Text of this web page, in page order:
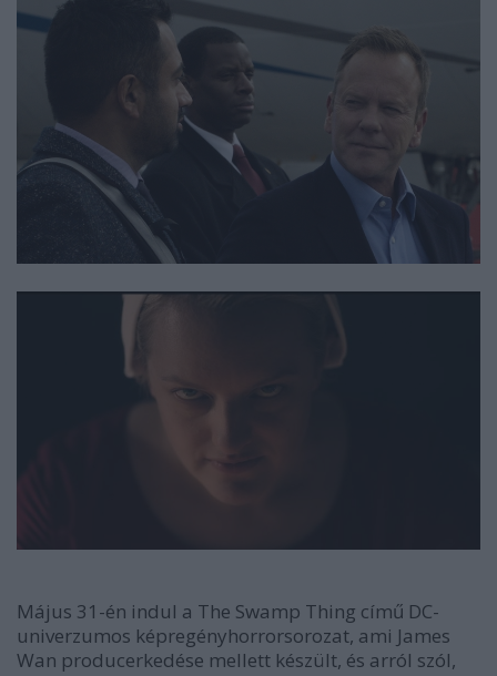
Május 31-én indul a The Swamp Thing című DC-
univerzumos képregényhorrorsorozat, ami James
Wan producerkedése mellett készült, és arról szól,